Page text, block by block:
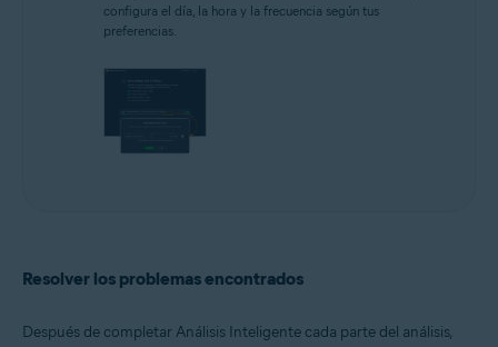
configura el día, la hora y la frecuencia según tus
preferencias.
Resolver los problemas encontrados
Después de completar Análisis Inteligente cada parte del análisis,